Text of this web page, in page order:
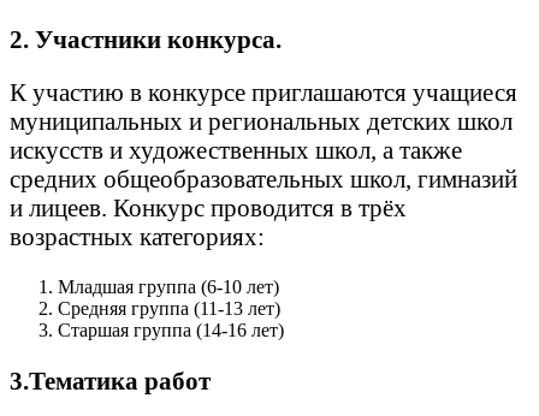
2. Участники конкурса.
К участию в конкурсе приглашаются учащиеся
муниципальных и региональных детских школ
искусств и художественных школ, а также
средних общеобразовательных школ, гимназий
и лицеев. Конкурс проводится в трёх
возрастных категориях:
Младшая группа (6-10 лет)
Средняя группа (11-13 лет)
Старшая группа (14-16 лет)
3.Тематика работ